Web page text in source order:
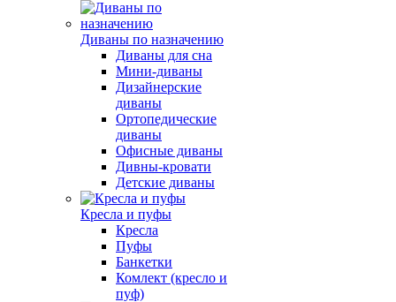
Диваны по назначению
Диваны для сна
Мини-диваны
Дизайнерские
диваны
Ортопедические
диваны
Офисные диваны
Дивны-кровати
Детские диваны
Кресла и пуфы
Кресла
Пуфы
Банкетки
Комлект (кресло и
пуф)